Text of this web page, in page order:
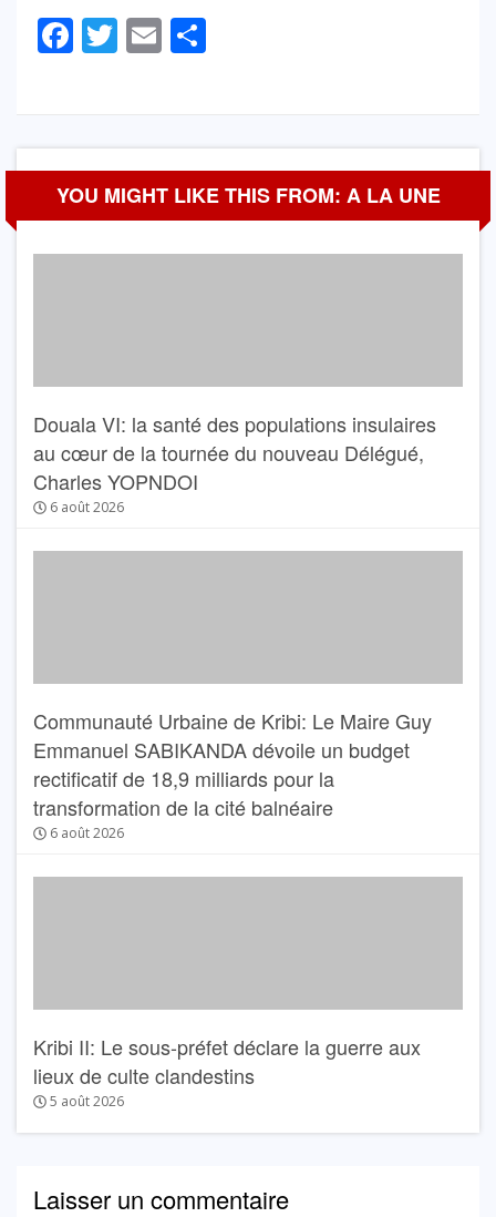
Facebook
Twitter
Email
YOU MIGHT LIKE THIS FROM: A LA UNE
Douala VI: la santé des populations insulaires
au cœur de la tournée du nouveau Délégué,
Charles YOPNDOI
6 août 2026
Communauté Urbaine de Kribi: Le Maire Guy
Emmanuel SABIKANDA dévoile un budget
rectificatif de 18,9 milliards pour la
transformation de la cité balnéaire
6 août 2026
Kribi II: Le sous-préfet déclare la guerre aux
lieux de culte clandestins
5 août 2026
Laisser un commentaire